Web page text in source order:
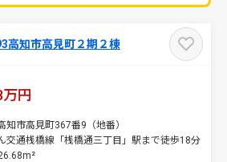
高知市高見町２期２棟
円
知市高見町367番9（地番）
交通桟橋線「桟橋通三丁目」駅まで徒歩18分